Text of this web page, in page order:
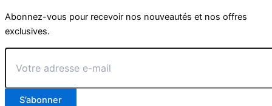
Abonnez-vous pour recevoir nos nouveautés et nos offres
exclusives.
Votre
adresse
mail
S’abonner